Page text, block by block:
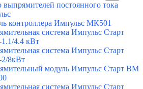
выпрямителей постоянного тока
контроллера Импульс МК501
система Импульс Старт
4.4 кВт
система Импульс Старт
8кВт
модуль Импульс Старт ВМ
система Импульс Старт